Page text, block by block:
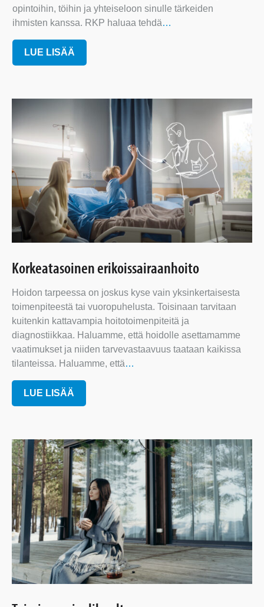
opintoihin, töihin ja yhteiseloon sinulle tärkeiden
ihmisten kanssa. RKP haluaa tehdä…
LUE LISÄÄ
Korkeatasoinen erikoissairaanhoito
Hoidon tarpeessa on joskus kyse vain yksinkertaisesta
toimenpiteestä tai vuoropuhelusta. Toisinaan tarvitaan
kuitenkin kattavampia hoitotoimenpiteitä ja
diagnostiikkaa. Haluamme, että hoidolle asettamamme
vaatimukset ja niiden tarvevastaavuus taataan kaikissa
tilanteissa. Haluamme, että…
LUE LISÄÄ